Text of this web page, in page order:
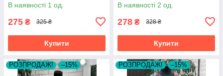
В наявності 1 од.
275 ₴ 325 ₴
Купити
В наявності 2 од.
278 ₴ 328 ₴
Купити
РОЗПРОДАЖ! –15% РОЗПРОДАЖ! –15%